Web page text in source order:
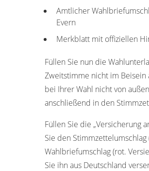
Amtlicher
Evern
Merkblatt mit offiziellen
Füllen Sie nun die
Zweitstimme nicht im Beisein
bei Ihrer Wahl nicht von
anschließend in den
Füllen Sie die „Versicherung
Sie den
Wahlbriefumschlag (rot.
Sie ihn aus Deutschland